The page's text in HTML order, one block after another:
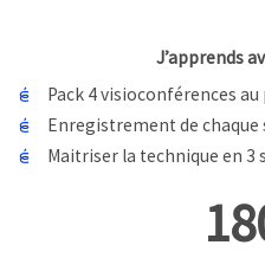
J’apprends
Pack 4 visioconférences au
Enregistrement de chaque
Maitriser la technique en 3